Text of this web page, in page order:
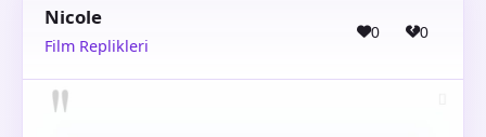
Nicole
Film Replikleri
0 0